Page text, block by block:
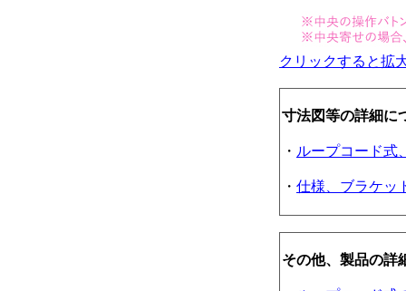
クリックすると拡
寸法図等の詳細に
・ ループコード式
・ 仕様、ブラケッ
その他、製品の詳